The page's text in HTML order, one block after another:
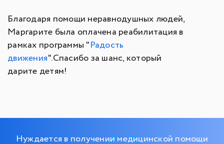
Благодаря помощи неравнодушных людей,
Маргарите была оплачена реабилитация в
рамках программы "Радость
движения".Спасибо за шанс, который
дарите детям!
Нуждается в получении медицинской помощи